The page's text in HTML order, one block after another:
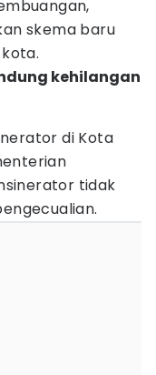
skema baru
kehilangan
di Kota
tidak